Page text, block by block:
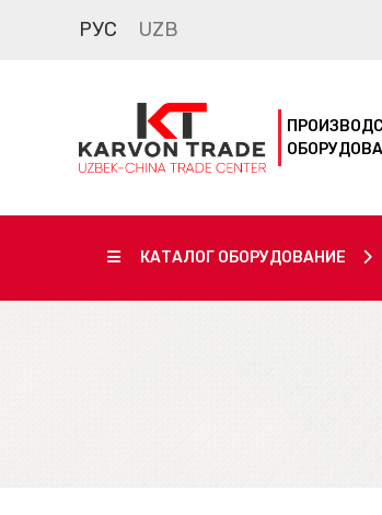
РУС UZB
КАТАЛОГ ОБОРУДОВАНИЕ